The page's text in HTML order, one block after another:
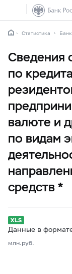
Статистика
Сведения
по
валюте и
по видам
средств *
Данные в
млн.руб.